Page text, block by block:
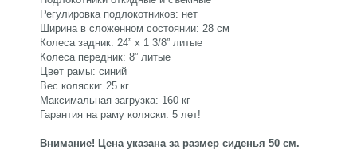
Регулировка подлокотников: нет
Ширина в сложенном состоянии: 28 см
Колеса задник: 24” x 1 3/8” литые
Колеса передник: 8” литые
Цвет рамы: синий
Вес коляски: 25 кг
Максимальная загрузка: 160 кг
Гарантия на раму коляски: 5 лет!
Внимание! Цена указана за размер сиденья 50 см.